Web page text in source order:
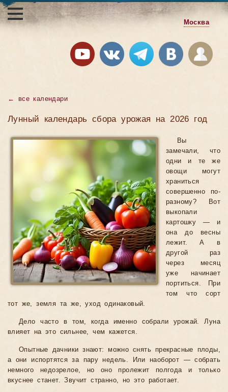
Москва
← все календари
Лунный календарь сбора урожая на 2026 год
Вы
замечали, что
одни и те же
овощи могут
храниться
совершенно по-
разному? Вот
выкопали
картошку — и
она до весны
лежит. А в
другой раз
через месяц
уже начинает
портиться. При
том что сорт
тот же, земля та же, уход одинаковый.
Дело часто в том, когда именно собрали урожай. Луна
влияет на это сильнее, чем кажется.
Опытные дачники знают: можно снять прекрасные плоды,
а они испортятся за пару недель. Или наоборот — собрать
немного недозрелое, но оно пролежит полгода и только
вкуснее станет. Звучит странно, но это работает.